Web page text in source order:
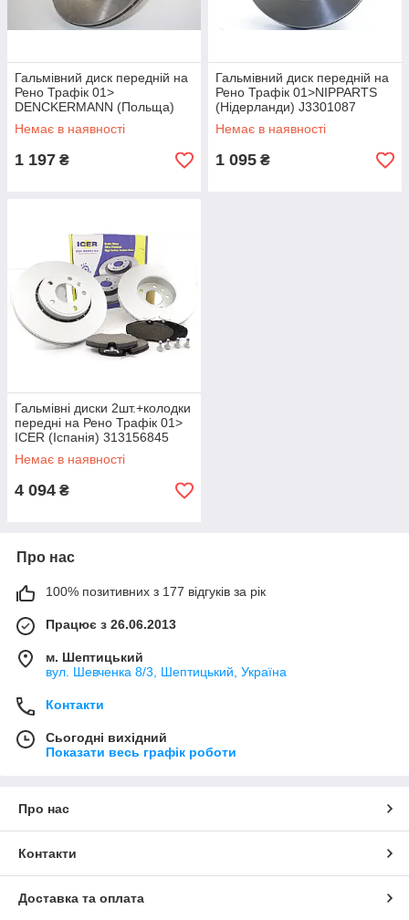
Гальмівний диск передній на
Рено Трафік 01>
DENCKERMANN (Польща)
B130453
Немає в наявності
1 197 ₴
Гальмівний диск передній на
Рено Трафік 01>NIPPARTS
(Нідерланди) J3301087
Немає в наявності
1 095 ₴
Гальмівні диски 2шт.+колодки
передні на Рено Трафік 01>
ICER (Іспанія) 313156845
Немає в наявності
4 094 ₴
Про нас
100% позитивних з 177 відгуків за рік
Працює з 26.06.2013
м. Шептицький
вул. Шевченка 8/3, Шептицький, Україна
Контакти
Сьогодні вихідний
Показати весь графік роботи
Про нас
Контакти
Доставка та оплата